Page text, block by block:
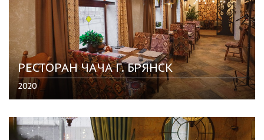
РЕСТОРАН ЧАЧА Г. БРЯНСК
2020